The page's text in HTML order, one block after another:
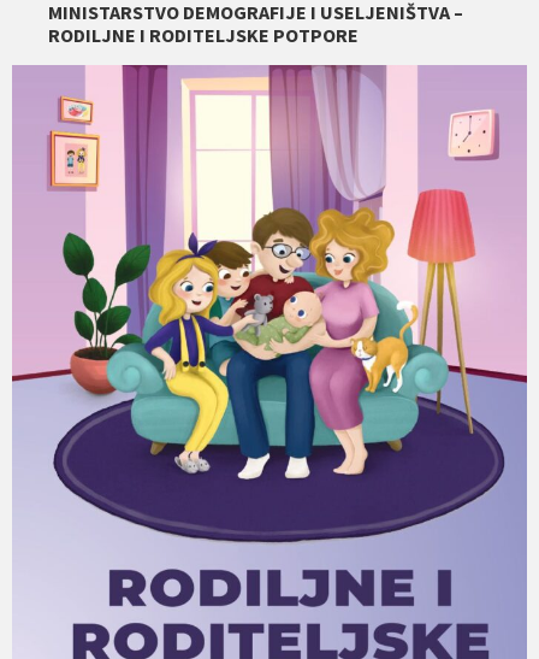
MINISTARSTVO DEMOGRAFIJE I USELJENIŠTVA –
RODILJNE I RODITELJSKE POTPORE